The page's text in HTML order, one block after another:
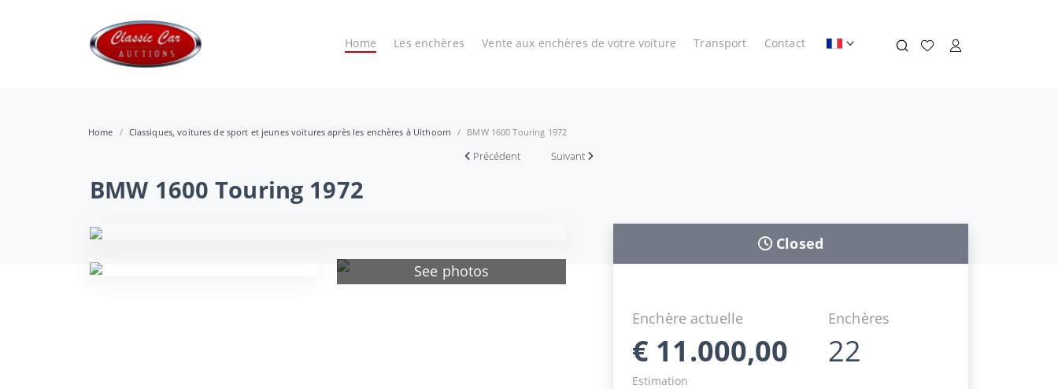
Home Les enchères Vente aux enchères de votre voiture Transport Contact
Home Classiques, voitures de sport et jeunes voitures après les enchères à Uithoorn BMW 1600 Touring 1972
Précédent Suivant
BMW 1600 Touring 1972
See photos
Closed
Enchère actuelle
€ 11.000,00
Enchères
22
Estimation